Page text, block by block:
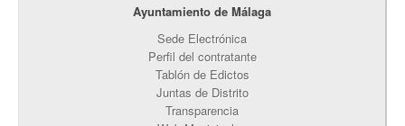
Ayuntamiento de Málaga
Sede Electrónica
Perfil del contratante
Tablón de Edictos
Juntas de Distrito
Transparencia